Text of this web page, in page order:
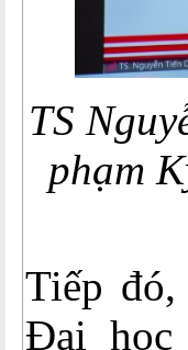
TS
phạm
Tiếp
Đại học